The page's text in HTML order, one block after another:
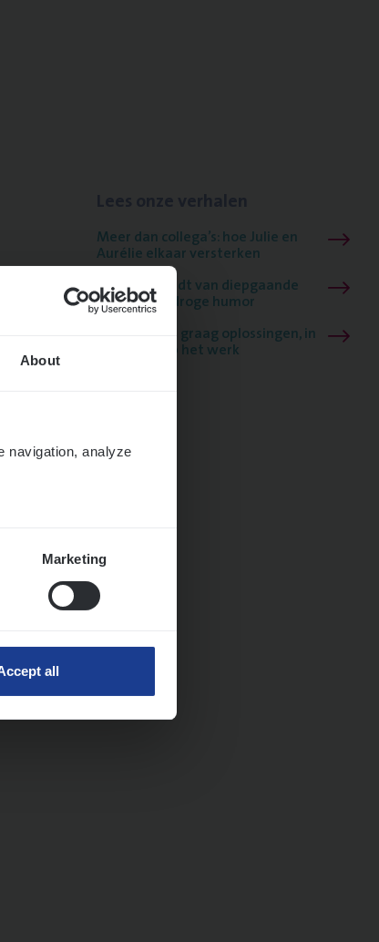
About
navigation, analyze
Marketing
all
Meer dan collega’s: hoe Julie en
Aurélie elkaar versterken
Mathias houdt van diepgaande
dossiers én droge humor
Thalia zoekt graag oplossingen, in
games én op het werk